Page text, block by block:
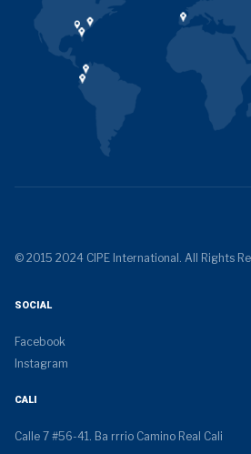
© 2015 2024 CIPE International. All Rights
SOCIAL
Facebook
Instagram
CALI
Calle 7 #56-41. Ba rrrio Camino Real Cali